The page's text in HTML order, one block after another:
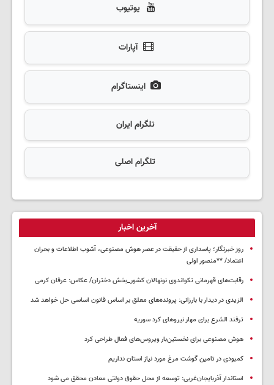
یوتیوب
آپارات
اینستاگرام
تلگرام ایران
تلگرام اصلی
آخرین اخبار
روز خبرنگار؛ پاسداری از حقیقت در عصر هوش مصنوعی، آشوب اطلاعات و بحران
اعتماد/ **منصور اولی
رقابت‌های قهرمانی تکواندوی نونهالان کشور_بخش دختران/ عکاس: عرفان کرمی
الزیدی در دیدار با بارزانی: پرونده‌های معلق بر اساس قانون اساسی حل خواهد شد
ترفند الشرع برای مهار نیروهای کرد سوریه
هوش مصنوعی برای نخستین‌بار ویروس‌های فعال طراحی کرد
کمبودی در تامین گوشت مرغ مورد نیاز استان نداریم
استاندار آذربایجان‌غربی: توسعه از محل حقوق دولتی معادن محقق می شود